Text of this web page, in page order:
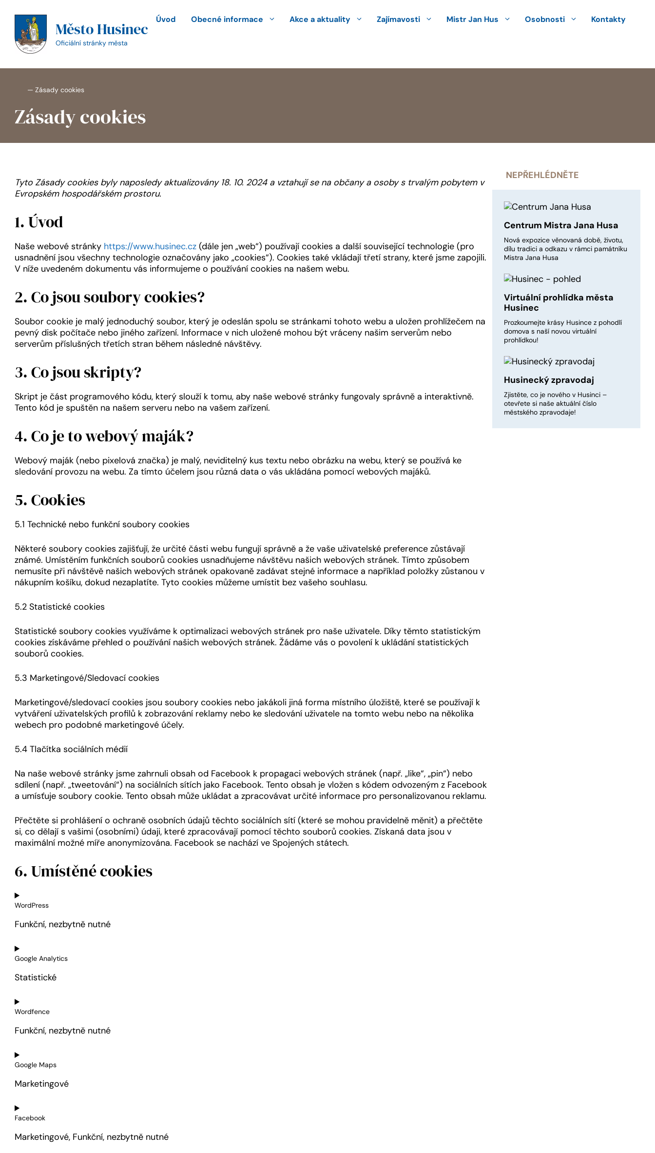
obsah
Město Husinec
Oficiální stránky města
Úvod Obecné informace Akce a aktuality Zajímavosti Mistr Jan Hus Osobnosti Kontakty
— Zásady cookies
Zásady cookies
Tyto Zásady cookies byly naposledy aktualizovány 18. 10. 2024 a vztahují se na občany a osoby s trvalým pobytem v
Evropském hospodářském prostoru.
1. Úvod
Naše webové stránky https://www.husinec.cz (dále jen „web“) používají cookies a další související technologie (pro
usnadnění jsou všechny technologie označovány jako „cookies“). Cookies také vkládají třetí strany, které jsme zapojili.
V níže uvedeném dokumentu vás informujeme o používání cookies na našem webu.
2. Co jsou soubory cookies?
Soubor cookie je malý jednoduchý soubor, který je odeslán spolu se stránkami tohoto webu a uložen prohlížečem na
pevný disk počítače nebo jiného zařízení. Informace v nich uložené mohou být vráceny našim serverům nebo
serverům příslušných třetích stran během následné návštěvy.
3. Co jsou skripty?
Skript je část programového kódu, který slouží k tomu, aby naše webové stránky fungovaly správně a interaktivně.
Tento kód je spuštěn na našem serveru nebo na vašem zařízení.
4. Co je to webový maják?
Webový maják (nebo pixelová značka) je malý, neviditelný kus textu nebo obrázku na webu, který se používá ke
sledování provozu na webu. Za tímto účelem jsou různá data o vás ukládána pomocí webových majáků.
5. Cookies
5.1 Technické nebo funkční soubory cookies
Některé soubory cookies zajišťují, že určité části webu fungují správně a že vaše uživatelské preference zůstávají
známé. Umístěním funkčních souborů cookies usnadňujeme návštěvu našich webových stránek. Tímto způsobem
nemusíte při návštěvě našich webových stránek opakovaně zadávat stejné informace a například položky zůstanou v
nákupním košíku, dokud nezaplatíte. Tyto cookies můžeme umístit bez vašeho souhlasu.
5.2 Statistické cookies
Statistické soubory cookies využíváme k optimalizaci webových stránek pro naše uživatele. Díky těmto statistickým
cookies získáváme přehled o používání našich webových stránek. Žádáme vás o povolení k ukládání statistických
souborů cookies.
5.3 Marketingové/Sledovací cookies
Marketingové/sledovací cookies jsou soubory cookies nebo jakákoli jiná forma místního úložiště, které se používají k
vytváření uživatelských profilů k zobrazování reklamy nebo ke sledování uživatele na tomto webu nebo na několika
webech pro podobné marketingové účely.
5.4 Tlačítka sociálních médií
Na naše webové stránky jsme zahrnuli obsah od Facebook k propagaci webových stránek (např. „like“, „pin“) nebo
sdílení (např. „tweetování“) na sociálních sítích jako Facebook. Tento obsah je vložen s kódem odvozeným z Facebook
a umísťuje soubory cookie. Tento obsah může ukládat a zpracovávat určité informace pro personalizovanou reklamu.
Přečtěte si prohlášení o ochraně osobních údajů těchto sociálních sítí (které se mohou pravidelně měnit) a přečtěte
si, co dělají s vašimi (osobními) údaji, které zpracovávají pomocí těchto souborů cookies. Získaná data jsou v
maximální možné míře anonymizována. Facebook se nachází ve Spojených státech.
6. Umístěné cookies
WordPress
Funkční, nezbytně nutné
Consent
to
wordpress
Google Analytics
Statistické
Consent
to
google-
Wordfence
Funkční, nezbytně nutné
Consent
to
wordfence
Google Maps
Marketingové
Consent
to
google-
Facebook
Marketingové, Funkční, nezbytně nutné
NEPŘEHLÉDNĚTE
Centrum Mistra Jana Husa
Nová expozice věnovaná době, životu,
dílu tradici a odkazu v rámci památníku
Mistra Jana Husa
Virtuální prohlídka města
Husinec
Prozkoumejte krásy Husince z pohodlí
domova s naší novou virtuální
prohlídkou!
Husinecký zpravodaj
Zjistěte, co je nového v Husinci –
otevřete si naše aktuální číslo
městského zpravodaje!